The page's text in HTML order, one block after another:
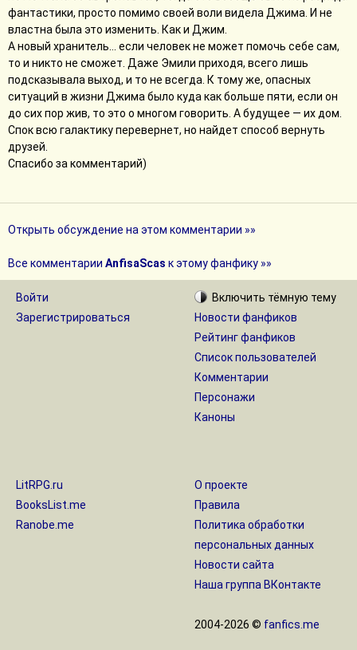
фантастики, просто помимо своей воли видела Джима. И не
властна была это изменить. Как и Джим.
А новый хранитель... если человек не может помочь себе сам,
то и никто не сможет. Даже Эмили приходя, всего лишь
подсказывала выход, и то не всегда. К тому же, опасных
ситуаций в жизни Джима было куда как больше пяти, если он
до сих пор жив, то это о многом говорить. А будущее — их дом.
Спок всю галактику перевернет, но найдет способ вернуть
друзей.
Спасибо за комментарий)
Открыть обсуждение на этом комментарии »»
Все комментарии AnfisaScas к этому фанфику »»
Войти
Зарегистрироваться
Включить тёмную тему
Новости фанфиков
Рейтинг фанфиков
Список пользователей
Комментарии
Персонажи
Каноны
LitRPG.ru
BooksList.me
Ranobe.me
О проекте
Правила
Политика обработки
персональных данных
Новости сайта
Наша группа ВКонтакте
2004-2026 © fanfics.me